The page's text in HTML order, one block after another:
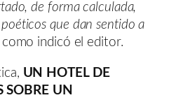
de forma calculada,
que dan sentido a
como indicó el editor.
UN HOTEL DE
SOBRE UN